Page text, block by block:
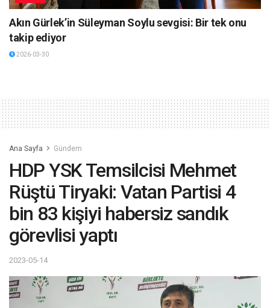
Akın Gürlek’in Süleyman Soylu sevgisi: Bir tek onu
takip ediyor
2026-03-30
Ana Sayfa Gündem
HDP YSK Temsilcisi Mehmet
Rüştü Tiryaki: Vatan Partisi 4
bin 83 kişiyi habersiz sandık
görevlisi yaptı
2023-05-14